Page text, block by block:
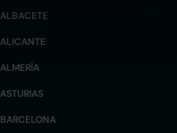
ALBACETE
ALICANTE
ALMERÍA
ASTURIAS
BARCELONA